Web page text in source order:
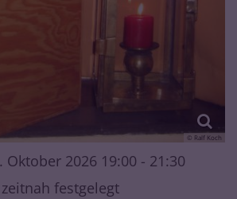
© Ralf Koch
Oktober 2026 19:00 - 21:30
festgelegt